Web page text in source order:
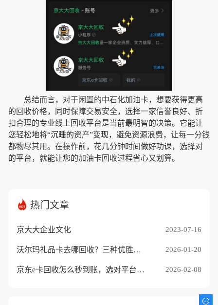
总结而言，对于闲置的中石化加油卡，想要获得更高
的回收价格，同时保障交易安全，选择一家信誉良好、折
扣合理的专业线上回收平台是当前最明智的决策。它能让
您轻松地将“沉睡的资产”变现，避免资源浪费，让每一分钱
都物尽其用。在操作前，花几分钟时间做好功课，选择对
的平台，就能让您的加油卡回收过程省心又划算。
热门文章
京大大企业文化 2023-07-16
沃尔玛礼品卡去哪回收？三种优胜途径推荐 2026-01-20
京东e卡回收怎么秒到账，选对平台是关键 2026-02-08